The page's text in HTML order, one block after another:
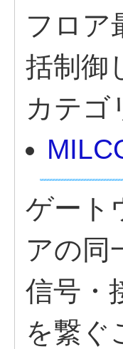
フロア
括制御
カテゴ
ゲート
アの同
信号・
を繋ぐ